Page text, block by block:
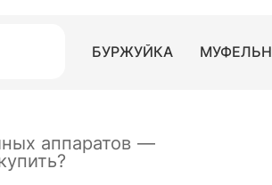
БУРЖУЙКА
аппаратов —